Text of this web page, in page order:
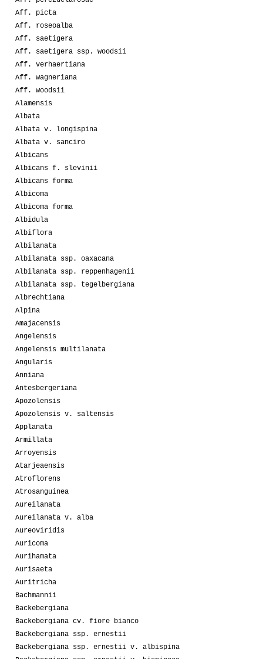
Aff. picta
Aff. roseoalba
Aff. saetigera
Aff. saetigera ssp. woodsii
Aff. verhaertiana
Aff. wagneriana
Aff. woodsii
Alamensis
Albata
Albata v. longispina
Albata v. sanciro
Albicans
Albicans f. slevinii
Albicans forma
Albicoma
Albicoma forma
Albidula
Albiflora
Albilanata
Albilanata ssp. oaxacana
Albilanata ssp. reppenhagenii
Albilanata ssp. tegelbergiana
Albrechtiana
Alpina
Amajacensis
Angelensis
Angelensis multilanata
Angularis
Anniana
Antesbergeriana
Apozolensis
Apozolensis v. saltensis
Applanata
Armillata
Arroyensis
Atarjeaensis
Atroflorens
Atrosanguinea
Aureilanata
Aureilanata v. alba
Aureoviridis
Auricoma
Aurihamata
Aurisaeta
Auritricha
Bachmannii
Backebergiana
Backebergiana cv. fiore bianco
Backebergiana ssp. ernestii
Backebergiana ssp. ernestii v. albispina